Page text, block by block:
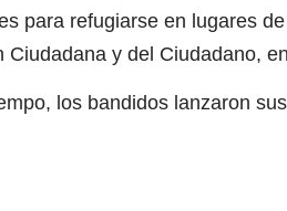
para refugiarse en lugares
Ciudadana y del Ciudadano,
los bandidos lanzaron